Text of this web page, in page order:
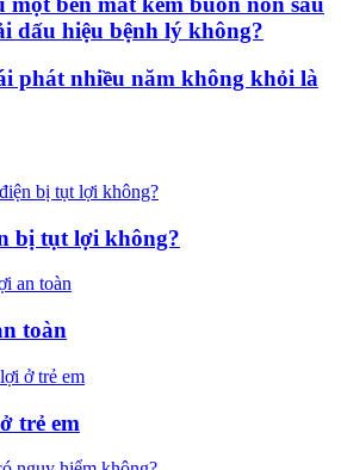
dấu hiệu bệnh lý không?
phát nhiều năm không khỏi là
bị tụt lợi không?
toàn
trẻ em